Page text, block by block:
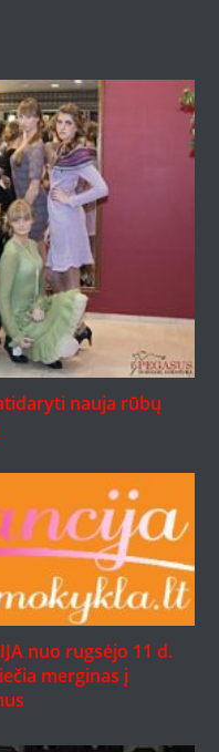
nauja rūbų
nuo rugsėjo 11 d.
merginas į